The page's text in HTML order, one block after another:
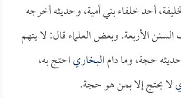
أحد خلفاء بني أمية، وحديثه أخرجه
الأربعة. وبعض العلماء قال: لا يتهم
حجة، وما دامالبخارياحتج به،
لا يحتج إلا بمن هو حجة.